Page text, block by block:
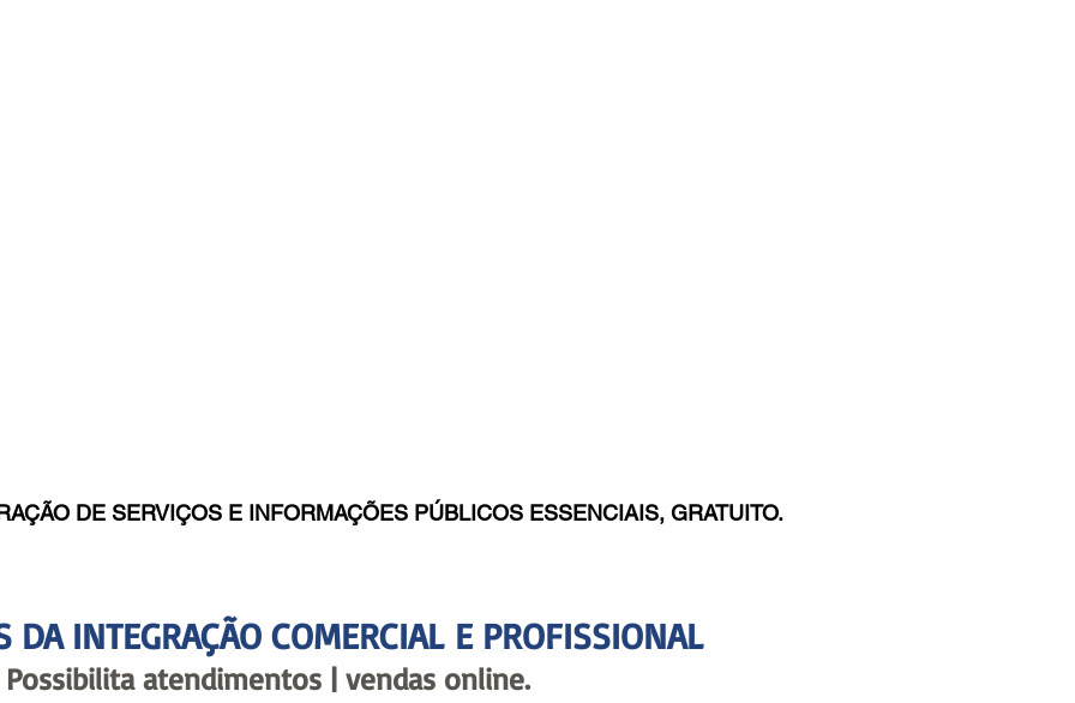
DE SERVIÇOS E INFORMAÇÕES PÚBLICOS ESSENCIAIS, GRATUITO.
DA INTEGRAÇÃO COMERCIAL E PROFISSIONAL
Possibilita atendimentos | vendas online.